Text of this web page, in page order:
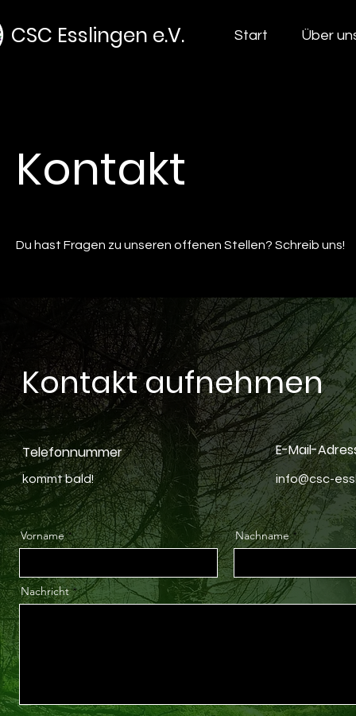
CSC Esslingen e.V. Start Über
Kontakt
Du hast Fragen zu unseren offenen Stellen? Schreib uns!
Kontakt aufnehmen
Telefonnummer
kommt bald!
E-Mail-
info@csc-
Vorname Nachname
Nachricht